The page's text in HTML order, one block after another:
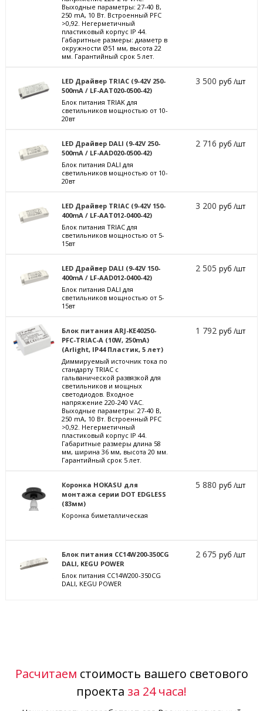
Выходные параметры: 27-40 В,
250 mА, 10 Вт. Встроенный PFC
>0,92. Негерметичный
пластиковый корпус IP 44.
Габаритные размеры: диаметр в
окружности Ø51 мм, высота 22
мм. Гарантийный срок 5 лет.
LED Драйвер TRIAC (9-42V 250-
500mA / LF-AAT020-0500-42)
Блок питания TRIAK для
светильников мощностью от 10-
20вт
3 500руб /шт
LED Драйвер DALI (9-42V 250-
500mA / LF-AAD020-0500-42)
Блок питания DALI для
светильников мощностью от 10-
20вт
2 716руб /шт
LED Драйвер TRIAC (9-42V 150-
400mA / LF-AAT012-0400-42)
Блок питания TRIAC для
светильников мощностью от 5-
15вт
3 200руб /шт
LED Драйвер DALI (9-42V 150-
400mA / LF-AAD012-0400-42)
Блок питания DALI для
светильников мощностью от 5-
15вт
2 505руб /шт
Блок питания ARJ-KE40250-
PFC-TRIAC-A (10W, 250mA)
(Arlight, IP44 Пластик, 5 лет)
Диммируемый источник тока по
стандарту TRIAC с
гальванической развязкой для
светильников и мощных
светодиодов. Входное
напряжение 220-240 VAC.
Выходные параметры: 27-40 В,
250 mА, 10 Вт. Встроенный PFC
>0,92. Негерметичный
пластиковый корпус IP 44.
Габаритные размеры длина 58
мм, ширина 36 мм, высота 20 мм.
Гарантийный срок 5 лет.
1 792руб /шт
Коронка HOKASU для
монтажа серии DOT EDGLESS
(83мм)
Коронка биметаллическая
5 880руб /шт
Блок питания CC14W200-350CG
DALI, KEGU POWER
Блок питания CC14W200-350CG
DALI, KEGU POWER
2 675руб /шт
Расчитаем стоимость вашего светового
проекта за 24 часа!